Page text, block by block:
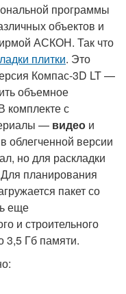
программы
объектов и
АСКОН. Так что
плитки. Это
Компас-3D LT —
объемное
комплекте с
— видео и
облегченной версии
но для раскладки
планирования
пакет со
еще
и строительного
3,5 Гб памяти.